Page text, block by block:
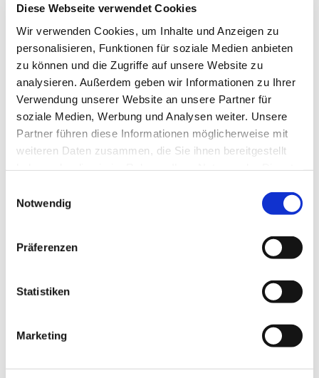
Diese Webseite verwendet Cookies
Wir verwenden Cookies, um Inhalte und Anzeigen zu
personalisieren, Funktionen für soziale Medien anbieten
zu können und die Zugriffe auf unsere Website zu
analysieren. Außerdem geben wir Informationen zu Ihrer
Verwendung unserer Website an unsere Partner für
soziale Medien, Werbung und Analysen weiter. Unsere
Partner führen diese Informationen möglicherweise mit
weiteren Daten zusammen, die Sie ihnen bereitgestellt
Notwendig
Präferenzen
Statistiken
Marketing